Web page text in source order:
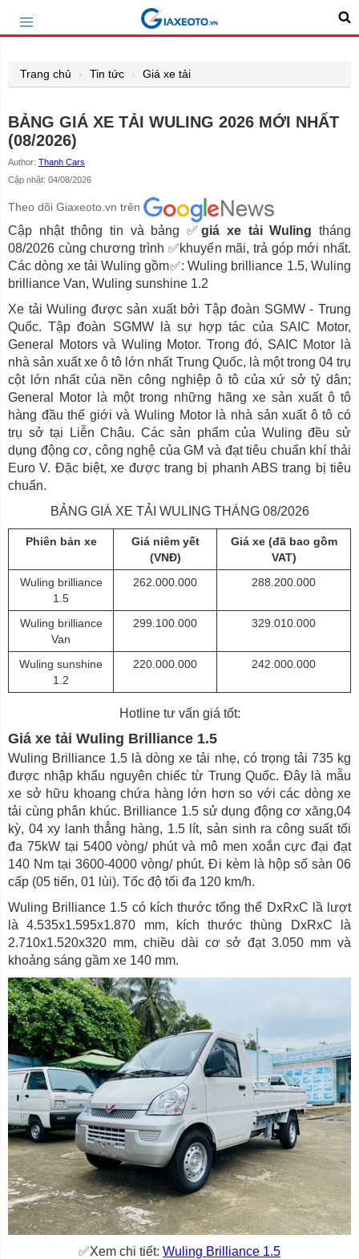
Trang chủ Tin tức Giá xe tải
BẢNG GIÁ XE TẢI WULING 2026 MỚI NHẤT
(08/2026)
Author: Thanh Cars
Cập nhật: 04/08/2026
Theo dõi Giaxeoto.vn trên
Cập nhật thông tin và bảng ✅giá xe tải Wuling tháng
08/2026 cùng chương trình ✅khuyến mãi, trả góp mới nhất.
Các dòng xe tải Wuling gồm✅: Wuling brilliance 1.5, Wuling
brilliance Van, Wuling sunshine 1.2
Xe tải Wuling được sản xuất bởi Tập đoàn SGMW - Trung
Quốc. Tập đoàn SGMW là sự hợp tác của SAIC Motor,
General Motors và Wuling Motor. Trong đó, SAIC Motor là
nhà sản xuất xe ô tô lớn nhất Trung Quốc, là một trong 04 trụ
cột lớn nhất của nền công nghiệp ô tô của xứ sở tỷ dân;
General Motor là một trong những hãng xe sản xuất ô tô
hàng đầu thế giới và Wuling Motor là nhà sản xuất ô tô có
trụ sở tại Liễn Châu. Các sản phẩm của Wuling đều sử
dụng động cơ, công nghệ của GM và đạt tiêu chuẩn khí thải
Euro V. Đặc biệt, xe được trang bị phanh ABS trang bị tiêu
chuẩn.
BẢNG GIÁ XE TẢI WULING THÁNG 08/2026
Phiên bản xe
Giá niêm yết
(VNĐ)
Giá xe (đã bao gồm
VAT)
Wuling brilliance
1.5
262.000.000 288.200.000
Wuling brilliance
Van
299.100.000 329.010.000
Wuling sunshine
1.2
220.000.000 242.000.000
Hotline tư vấn giá tốt:
Giá xe tải Wuling Brilliance 1.5
Wuling Brilliance 1.5 là dòng xe tải nhẹ, có trọng tải 735 kg
được nhập khẩu nguyên chiếc từ Trung Quốc. Đây là mẫu
xe sở hữu khoang chứa hàng lớn hơn so với các dòng xe
tải cùng phân khúc. Brilliance 1.5 sử dụng động cơ xăng,04
kỳ, 04 xy lanh thẳng hàng, 1.5 lít, sản sinh ra công suất tối
đa 75kW tại 5400 vòng/ phút và mô men xoắn cực đại đạt
140 Nm tại 3600-4000 vòng/ phút. Đi kèm là hộp số sàn 06
cấp (05 tiến, 01 lùi). Tốc độ tối đa 120 km/h.
Wuling Brilliance 1.5 có kích thước tổng thể DxRxC lầ lượt
là 4.535x1.595x1.870 mm, kích thước thùng DxRxC là
2.710x1.520x320 mm, chiều dài cơ sở đạt 3.050 mm và
khoảng sáng gầm xe 140 mm.
✅Xem chi tiết: Wuling Brilliance 1.5